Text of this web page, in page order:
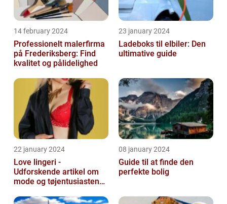
14 february 2024
Professionelt malerfirma
på Frederiksberg: Find
kvalitet og pålidelighed
23 january 2024
Ladeboks til elbiler: Den
ultimative guide
22 january 2024
Love lingeri -
Udforskende artikel om
mode og tøjentusiastens
08 january 2024
Guide til at finde den
perfekte bolig